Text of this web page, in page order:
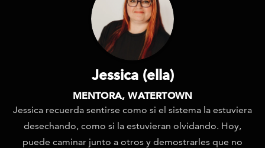
Jessica (ella)
MENTORA, WATERTOWN
Jessica recuerda sentirse como si el sistema la estuviera
desechando, como si la estuvieran olvidando. Hoy,
puede caminar junto a otros y demostrarles que no